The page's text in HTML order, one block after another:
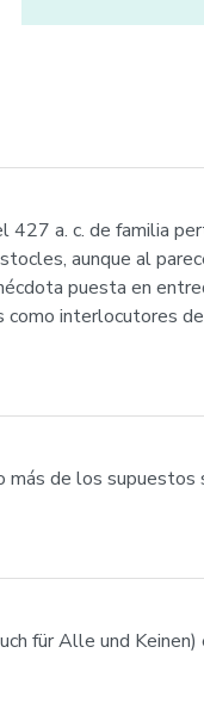
427 a. c. de familia
aunque al
puesta en
como interlocutores
más de los
für Alle und Keinen)